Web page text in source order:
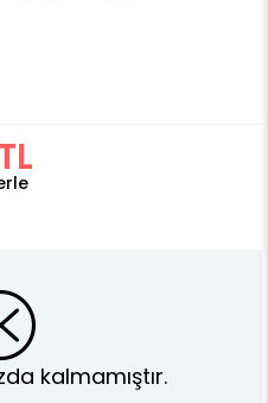
kalmamıştır.